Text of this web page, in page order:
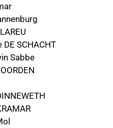
DE SCHACHT
Sabbe